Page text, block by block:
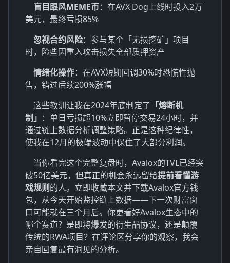
盲目跟风MEME币：在AVX Dog上线时投入2万
美元，最终亏损85%
忽视合约风险：参与某个「无损挖矿」项目
时，险些因重入攻击损失全部质押资产
情绪化操作：在AVX短期回调30%时恐慌性抛
售，错过后续200%涨幅
这些教训让我在2024年底制定了 「熔断机
制」 ：单日亏损超10%立即暂停交易24小时，并
通过链上数据分析调整策略。正是这种纪律性，
使我在12月的极端波动中保住了大部分利润。
当你看完这个完整复盘时，Avalox的TVL已经突
破50亿美元，但真正的机会永远留给提前看懂游
戏规则的人。立即收藏本文并下载Avalox官方钱
包，从今天开始监控链上数据——下一次财富窗
口可能就在三个月后。你更看好Avalox生态中的
哪个赛道？是即将爆发的衍生品协议，还是颠覆
传统的RWA项目？在评论区分享你的观察，我会
亲自回复最有洞见的分析。